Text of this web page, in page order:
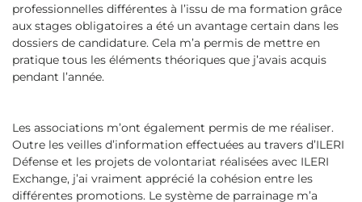
professionnelles différentes à l’issu de ma formation grâce
aux stages obligatoires a été un avantage certain dans les
dossiers de candidature. Cela m’a permis de mettre en
pratique tous les éléments théoriques que j’avais acquis
pendant l’année.
Les associations m’ont également permis de me réaliser.
Outre les veilles d’information effectuées au travers d’ILERI
Défense et les projets de volontariat réalisées avec ILERI
Exchange, j’ai vraiment apprécié la cohésion entre les
différentes promotions. Le système de parrainage m’a